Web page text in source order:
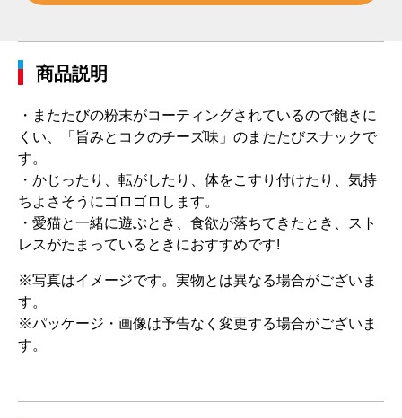
商品説明
・またたびの粉末がコーティングされているので飽きに
くい、「旨みとコクのチーズ味」のまたたびスナックで
す。
・かじったり、転がしたり、体をこすり付けたり、気持
ちよさそうにゴロゴロします。
・愛猫と一緒に遊ぶとき、食欲が落ちてきたとき、スト
レスがたまっているときにおすすめです!
※写真はイメージです。実物とは異なる場合がございま
す。
※パッケージ・画像は予告なく変更する場合がございま
す。